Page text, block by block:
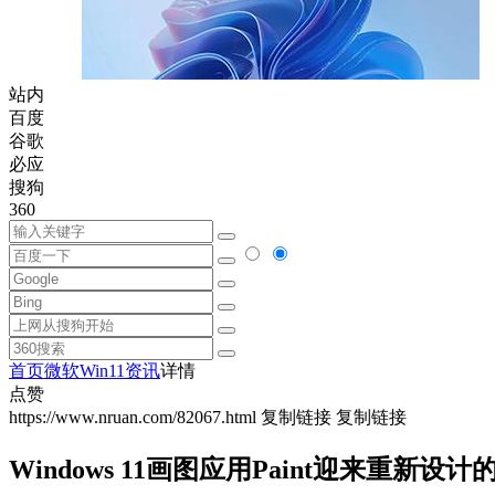
站内
百度
谷歌
必应
搜狗
360
首页微软Win11资讯详情
点赞
https://www.nruan.com/82067.html 复制链接 复制链接
Windows 11画图应用Paint迎来重新设计